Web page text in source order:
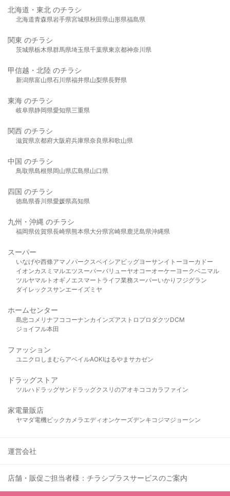
北海道・東北 のチラシ
北海道青森県岩手県宮城県秋田県山形県福島県
関東 のチラシ
茨城県栃木県群馬県埼玉県千葉県東京都神奈川県
甲信越・北陸 のチラシ
新潟県富山県石川県福井県山梨県長野県
東海 のチラシ
岐阜県静岡県愛知県三重県
関西 のチラシ
滋賀県京都府大阪府兵庫県奈良県和歌山県
中国 のチラシ
鳥取県島根県岡山県広島県山口県
四国 のチラシ
徳島県香川県愛媛県高知県
九州・沖縄 のチラシ
福岡県佐賀県長崎県熊本県大分県宮崎県鹿児島県沖縄県
スーパー
いなげや西條アマノパークスベイシア ビッグヨーサンイトーヨーカドー
イオンカスミ マルエツスーパーバリューヤオコーオーケー ヨークベニマル
ツルヤマルト オギノ エスマート ライフ業務スーパーいかり フジグラン
ダイレックスサンエーイズミヤ
ホームセンター
島忠 コメリ ナフコ コーナンカインズアストロプロダクツDCM
ジョイフル本田
ファッション
ユニクロ しまむら アベイルAOKIはるやま サカゼン
ドラッグストア
ツルハドラッグサンドラッグクスリのアオキ ココカラファイン
家電量販店
ヤマダ電機ビックカメラ エディオンケーズデンキ コジマジョーシン
運営会社
店舗・販促ご担当者様：チラシプラスサービスのご案内